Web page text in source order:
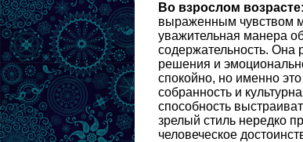
Во взрослом возрасте:
выраженным чувством
уважительная манера
содержательность. Она
решения и
спокойно, но именно
собранность и
способность
зрелый стиль нередко
человеческое